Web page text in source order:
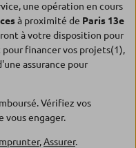
une opération en cours
à proximité de Paris 13e
à votre disposition pour
financer vos projets(1),
assurance pour
Vérifiez vos
vous engager.
,Assurer.